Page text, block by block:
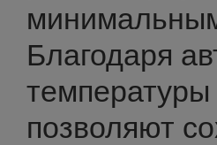
Благодаря
позволяют